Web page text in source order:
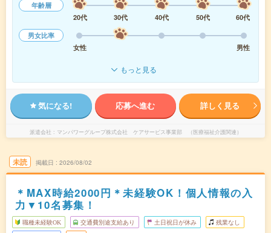
年齢層
20代
30代 40代 50代
60代
男女比率
女性
男性
もっと見る
気になる! 応募へ進む 詳しく見る
派遣会社 マンパワーグループ株式会社 ケアサービス事業部 （医療福祉介護関連）
未読 掲載日 2026/08/02
＊MAX時給2000円＊未経験OK！個人情報の入
力▼10名募集！
職種未経験OK 交通費別途支給あり 土日祝日が休み 残業なし